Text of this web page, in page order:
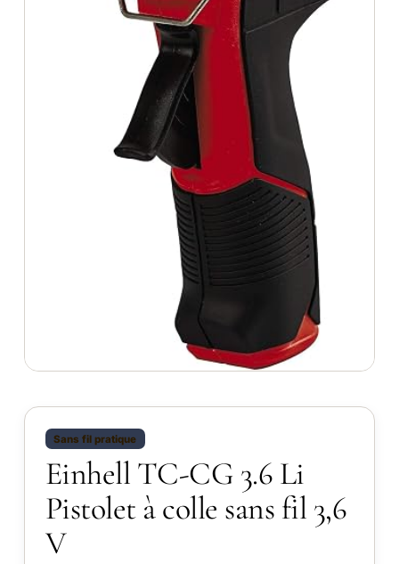
Sans fil pratique
Einhell TC-CG 3.6 Li
Pistolet à colle sans fil 3,6
V